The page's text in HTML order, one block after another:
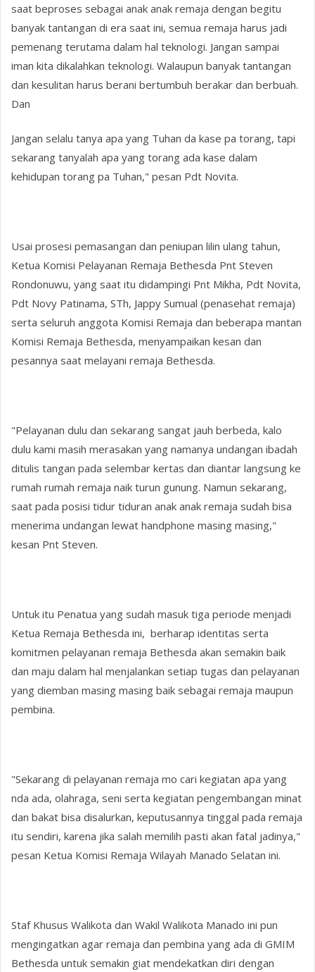
saat beproses sebagai anak anak remaja dengan begitu
banyak tantangan di era saat ini, semua remaja harus jadi
pemenang terutama dalam hal teknologi. Jangan sampai
iman kita dikalahkan teknologi. Walaupun banyak tantangan
dan kesulitan harus berani bertumbuh berakar dan berbuah.
Dan
Jangan selalu tanya apa yang Tuhan da kase pa torang, tapi
sekarang tanyalah apa yang torang ada kase dalam
kehidupan torang pa Tuhan," pesan Pdt Novita.
Usai prosesi pemasangan dan peniupan lilin ulang tahun,
Ketua Komisi Pelayanan Remaja Bethesda Pnt Steven
Rondonuwu, yang saat itu didampingi Pnt Mikha, Pdt Novita,
Pdt Novy Patinama, STh, Jappy Sumual (penasehat remaja)
serta seluruh anggota Komisi Remaja dan beberapa mantan
Komisi Remaja Bethesda, menyampaikan kesan dan
pesannya saat melayani remaja Bethesda.
"Pelayanan dulu dan sekarang sangat jauh berbeda, kalo
dulu kami masih merasakan yang namanya undangan ibadah
ditulis tangan pada selembar kertas dan diantar langsung ke
rumah rumah remaja naik turun gunung. Namun sekarang,
saat pada posisi tidur tiduran anak anak remaja sudah bisa
menerima undangan lewat handphone masing masing,"
kesan Pnt Steven.
Untuk itu Penatua yang sudah masuk tiga periode menjadi
Ketua Remaja Bethesda ini, berharap identitas serta
komitmen pelayanan remaja Bethesda akan semakin baik
dan maju dalam hal menjalankan setiap tugas dan pelayanan
yang diemban masing masing baik sebagai remaja maupun
pembina.
"Sekarang di pelayanan remaja mo cari kegiatan apa yang
nda ada, olahraga, seni serta kegiatan pengembangan minat
dan bakat bisa disalurkan, keputusannya tinggal pada remaja
itu sendiri, karena jika salah memilih pasti akan fatal jadinya,"
pesan Ketua Komisi Remaja Wilayah Manado Selatan ini.
Staf Khusus Walikota dan Wakil Walikota Manado ini pun
mengingatkan agar remaja dan pembina yang ada di GMIM
Bethesda untuk semakin giat mendekatkan diri dengan